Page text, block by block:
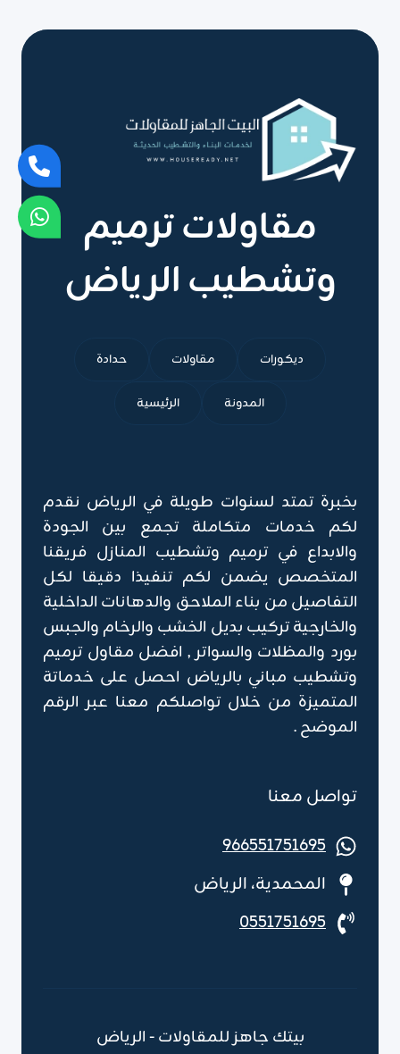
ت
خلف
التلفزيون
في
الرياض
مقاولات ترميم
وتشطيب الرياض
ديكورات مقاولات حدادة
المدونة الرئيسية
بخبرة تمتد لسنوات طويلة في الرياض نقدم
لكم خدمات متكاملة تجمع بين الجودة
والابداع في ترميم وتشطيب المنازل فريقنا
المتخصص يضمن لكم تنفيذا دقيقا لكل
التفاصيل من بناء الملاحق والدهانات الداخلية
والخارجية تركيب بديل الخشب والرخام والجبس
بورد والمظلات والسواتر , افضل مقاول ترميم
وتشطيب مباني بالرياض احصل على خدماتة
المتميزة من خلال تواصلكم معنا عبر الرقم
الموضح .
تواصل معنا
966551751695
المحمدية، الرياض
0551751695
بيتك جاهز للمقاولات - الرياض